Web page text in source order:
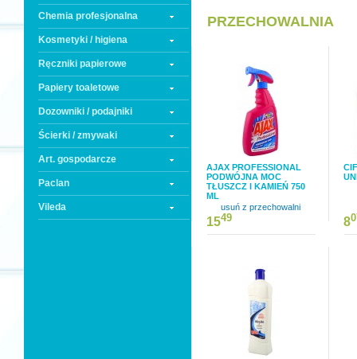
Chemia profesjonalna
Kosmetyki / higiena
Ręczniki papierowe
Papiery toaletowe
Dozowniki / podajniki
Ścierki / zmywaki
Art. gospodarcze
Paclan
Vileda
PRZECHOWALNIA
AJAX PROFESSIONAL
PODWÓJNA MOC
TŁUSZCZ I KAMIEŃ 750
ML
usuń z przechowalni
1549 8